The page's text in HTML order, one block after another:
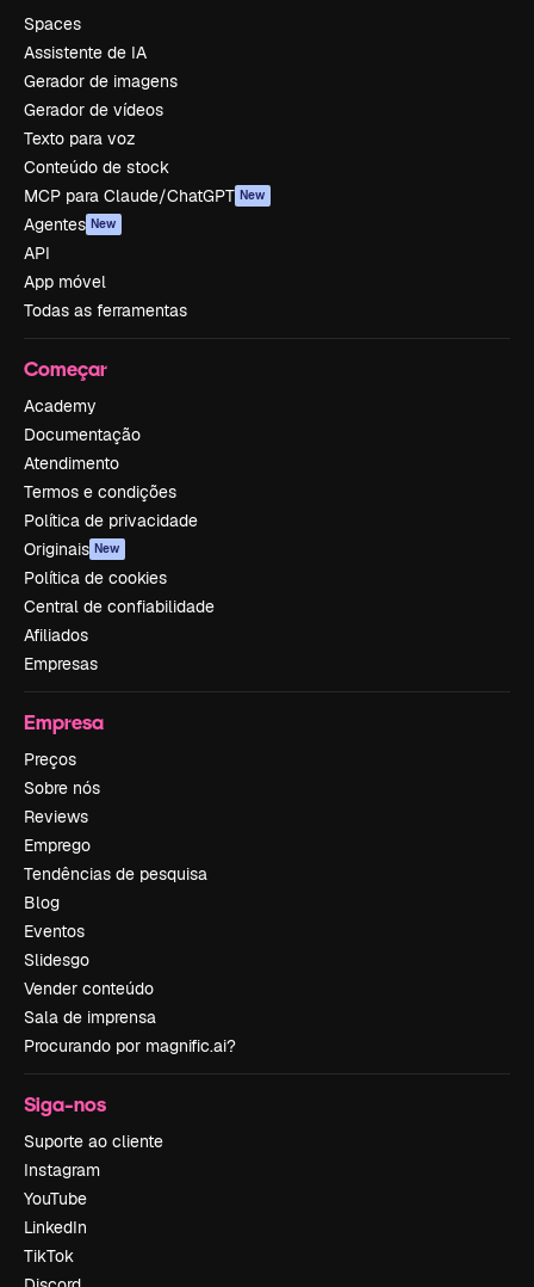
Spaces
Assistente de IA
Gerador de imagens
Gerador de vídeos
Texto para voz
Conteúdo de stock
MCP para Claude/ChatGPT New
Agentes New
API
App móvel
Todas as ferramentas
Começar
Academy
Documentação
Atendimento
Termos e condições
Política de privacidade
Originais New
Política de cookies
Central de confiabilidade
Afiliados
Empresas
Empresa
Preços
Sobre nós
Reviews
Emprego
Tendências de pesquisa
Blog
Eventos
Slidesgo
Vender conteúdo
Sala de imprensa
Procurando por magnific.ai?
Siga-nos
Suporte ao cliente
Instagram
YouTube
LinkedIn
TikTok